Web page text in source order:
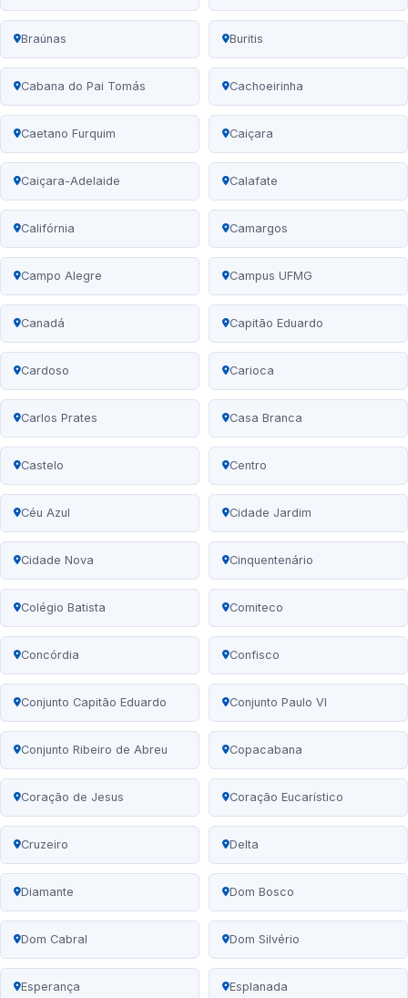
Braúnas Buritis
Cabana do Pai Tomás Cachoeirinha
Caetano Furquim Caiçara
Caiçara-Adelaide Calafate
Califórnia Camargos
Campo Alegre Campus UFMG
Canadá Capitão Eduardo
Cardoso Carioca
Carlos Prates Casa Branca
Castelo Centro
Céu Azul Cidade Jardim
Cidade Nova Cinquentenário
Colégio Batista Comiteco
Concórdia Confisco
Conjunto Capitão Eduardo Conjunto Paulo VI
Conjunto Ribeiro de Abreu Copacabana
Coração de Jesus Coração Eucarístico
Cruzeiro Delta
Diamante Dom Bosco
Dom Cabral Dom Silvério
Esperança Esplanada